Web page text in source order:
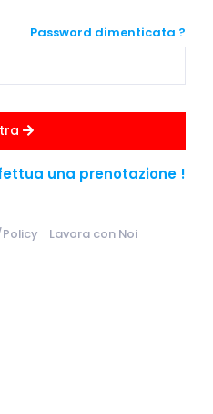
Password dimenticata ?
una prenotazione !
Lavora con Noi